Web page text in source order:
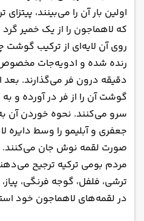
اولین بار آن را می‌بینند،
که لاهماجون را از یک خمیر
روی آن لایه‌ای از ترکیب گوشت
رنده شده و ادویه‌جات مخصوص
دقیقه درون فر می‌گذارند. بعد
گوشت آن را از فر در آورده و به
سرو می‌کنند. نحوه خوردن آن
جعفری و آبلیمو را وسط دایره
صورت لقمه نوش جان می‌کنند.
مردم بومی ترکیه ترجیح
ترشی، فلفل، گوجه فرنگی،
در لقمه‌های لاهماجون خود